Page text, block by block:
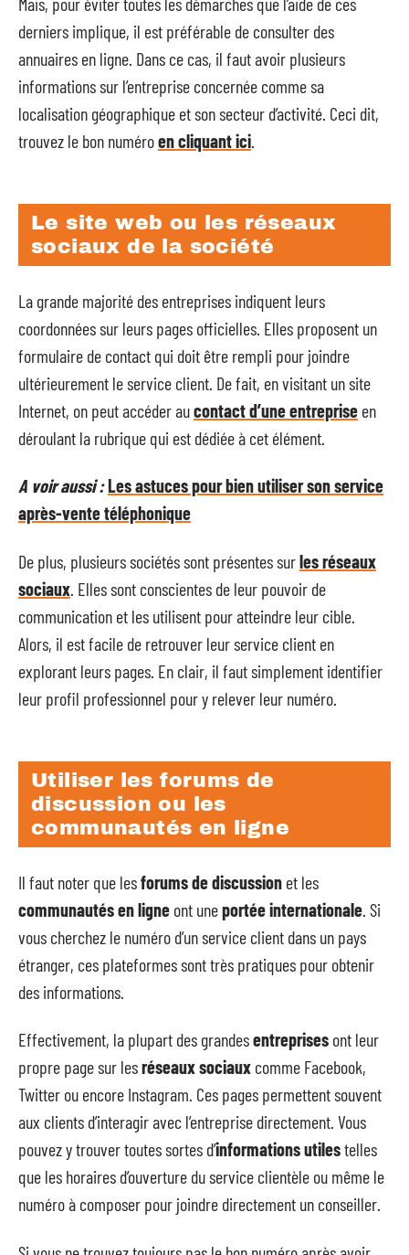
derniers implique, il est préférable de consulter des
annuaires en ligne. Dans ce cas, il faut avoir plusieurs
informations sur l’entreprise concernée comme sa
localisation géographique et son secteur d’activité. Ceci dit,
trouvez le bon numéroen cliquant ici
Le site web ou les réseaux
sociaux de la société
La grande majorité des entreprises indiquent leurs
coordonnées sur leurs pages officielles. Elles proposent un
formulaire de contact qui doit être rempli pour joindre
ultérieurement le service client. De fait, en visitant un site
Internet, on peut accéder aucontact d’une entreprise en
déroulant la rubrique qui est dédiée à cet élément.
A voir aussi :Les astuces pour bien utiliser son service
après-vente téléphonique
De plus, plusieurs sociétés sont présentes surles réseaux
sociaux . Elles sont conscientes de leur pouvoir de
communication et les utilisent pour atteindre leur cible.
Alors, il est facile de retrouver leur service client en
explorant leurs pages. En clair, il faut simplement identifier
leur profil professionnel pour y relever leur numéro.
Utiliser les forums de
discussion ou les
communautés en ligne
Il faut noter que lesforums de discussion et les
communautés en ligne ont uneportée internationale . Si
vous cherchez le numéro d’un service client dans un pays
étranger, ces plateformes sont très pratiques pour obtenir
des informations.
Effectivement, la plupart des grandesentreprises ont leur
propre page sur lesréseaux sociaux comme Facebook,
Twitter ou encore Instagram. Ces pages permettent souvent
aux clients d’interagir avec l’entreprise directement. Vous
pouvez y trouver toutes sortes d’informations utilestelles
que les horaires d’ouverture du service clientèle ou même le
numéro à composer pour joindre directement un conseiller.